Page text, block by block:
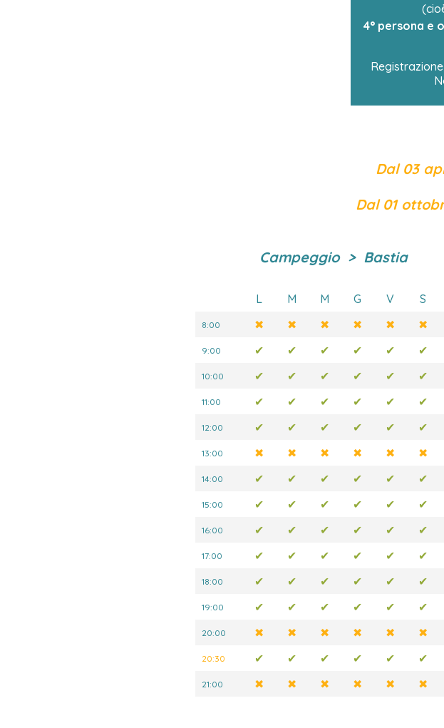
4° persona e
Dal 03
Dal 01
Campeggio > Bastia
L M M G V S
8:00 ✖ ✖ ✖ ✖ ✖ ✖
9:00 ✔ ✔ ✔ ✔ ✔ ✔
10:00 ✔ ✔ ✔ ✔ ✔ ✔
11:00 ✔ ✔ ✔ ✔ ✔ ✔
12:00 ✔ ✔ ✔ ✔ ✔ ✔
13:00 ✖ ✖ ✖ ✖ ✖ ✖
14:00 ✔ ✔ ✔ ✔ ✔ ✔
15:00 ✔ ✔ ✔ ✔ ✔ ✔
16:00 ✔ ✔ ✔ ✔ ✔ ✔
17:00 ✔ ✔ ✔ ✔ ✔ ✔
18:00 ✔ ✔ ✔ ✔ ✔ ✔
19:00 ✔ ✔ ✔ ✔ ✔ ✔
20:00 ✖ ✖ ✖ ✖ ✖ ✖
20:30 ✔ ✔ ✔ ✔ ✔ ✔
21:00 ✖ ✖ ✖ ✖ ✖ ✖